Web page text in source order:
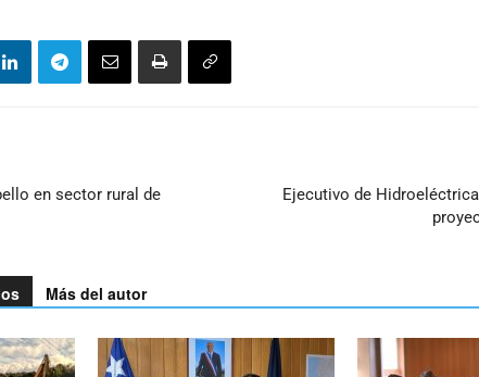
en sector rural de
Ejecutivo de
Más del autor